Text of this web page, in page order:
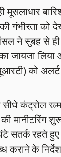
मूसलाधार
गंभीरता को
ने सुबह से
जायजा लिया
को
सीधे कंट्रोल
की मानीटरिंग
सतर्क रहते हुए
कराने के